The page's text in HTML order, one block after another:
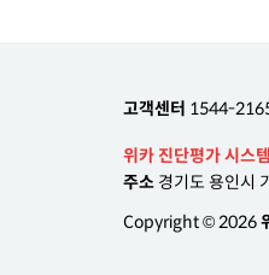
고객센터 1544-
위카 진단평가 시스템
주소 경기도 용인시
Copyright © 2026